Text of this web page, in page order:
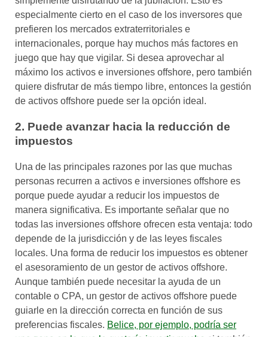
especialmente cierto en el caso de los inversores que
prefieren los mercados extraterritoriales e
internacionales, porque hay muchos más factores en
juego que hay que vigilar. Si desea aprovechar al
máximo los activos e inversiones offshore, pero también
quiere disfrutar de más tiempo libre, entonces la gestión
de activos offshore puede ser la opción ideal.
2. Puede avanzar hacia la reducción de
impuestos
Una de las principales razones por las que muchas
personas recurren a activos e inversiones offshore es
porque puede ayudar a reducir los impuestos de
manera significativa. Es importante señalar que no
todas las inversiones offshore ofrecen esta ventaja: todo
depende de la jurisdicción y de las leyes fiscales
locales. Una forma de reducir los impuestos es obtener
el asesoramiento de un gestor de activos offshore.
Aunque también puede necesitar la ayuda de un
contable o CPA, un gestor de activos offshore puede
guiarle en la dirección correcta en función de sus
preferencias fiscales. Belice, por ejemplo, podría ser